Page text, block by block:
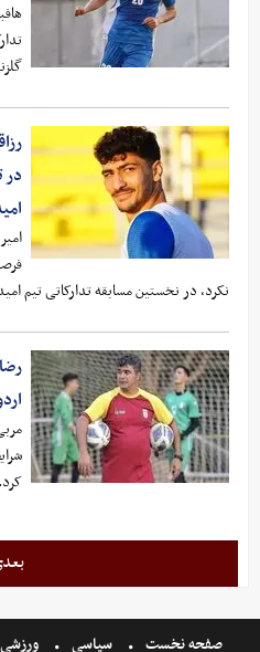
در
نکرد، در نخستین مسابقه تدارکاتی تیم
کرد.
صفحه نخست سیاسی ورزشی